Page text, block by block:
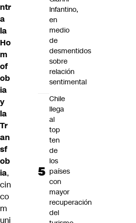
ntr
a
la
Ho
m
of
ob
ia
y
la
Tr
an
sf
ob
ia,
cin
co
m
uni
Infantino,
en
medio
de
desmentidos
sobre
relación
sentimental
Chile
llega
al
top
ten
de
los
países
con
mayor
recuperación
del